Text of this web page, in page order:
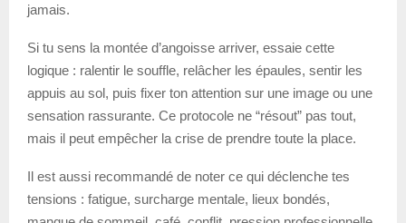
jamais.
Si tu sens la montée d’angoisse arriver, essaie cette
logique : ralentir le souffle, relâcher les épaules, sentir les
appuis au sol, puis fixer ton attention sur une image ou une
sensation rassurante. Ce protocole ne “résout” pas tout,
mais il peut empêcher la crise de prendre toute la place.
Il est aussi recommandé de noter ce qui déclenche tes
tensions : fatigue, surcharge mentale, lieux bondés,